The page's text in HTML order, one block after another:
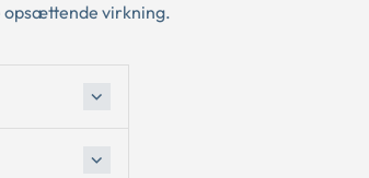
opsættende virkning.